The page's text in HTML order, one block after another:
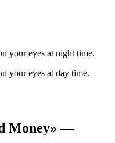
your eyes at night time.
your eyes at day time.
Money» —